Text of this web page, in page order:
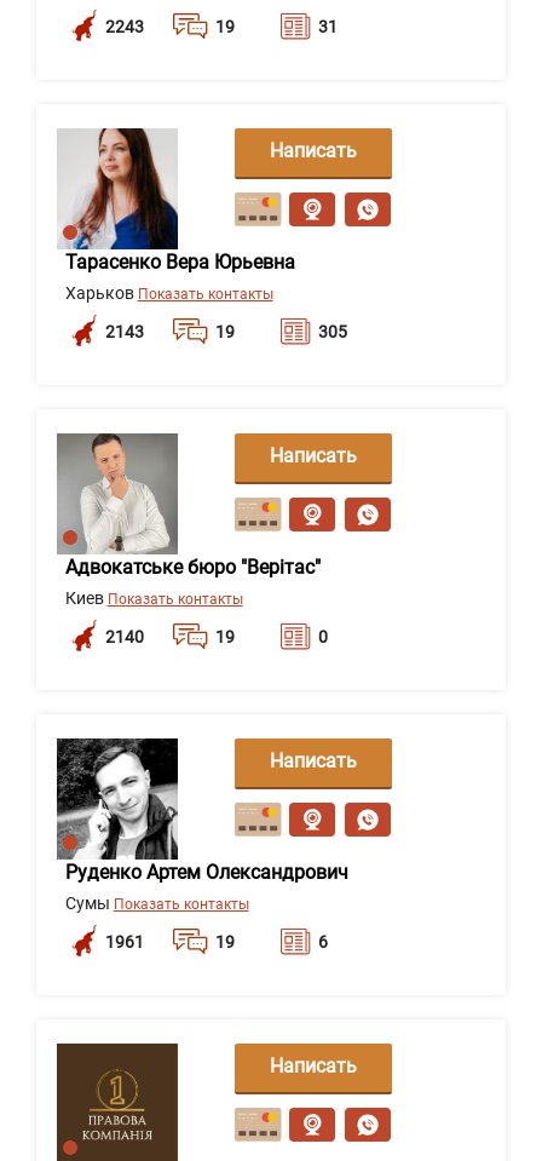
2243 19 31
Тарасенко Вера Юрьевна
Харьков Показать контакты
2143 19 305
Написать
сообщение
Адвокатське бюро "Верітас"
Киев Показать контакты
2140 19 0
Написать
сообщение
Руденко Артем Олександрович
Сумы Показать контакты
1961 19 6
Написать
сообщение
Написать
сообщение